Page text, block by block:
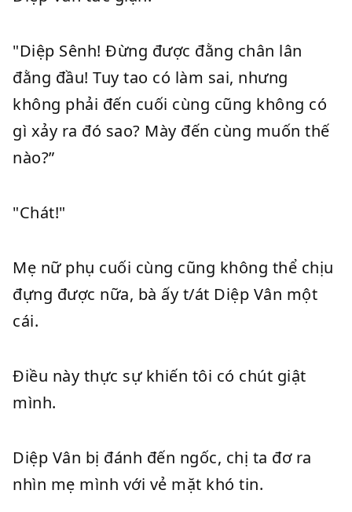
"Diệp Sênh! Đừng được đằng chân lân
đằng đầu! Tuy tao có làm sai, nhưng
không phải đến cuối cùng cũng không có
gì xảy ra đó sao? Mày đến cùng muốn thế
nào?”
"Chát!"
Mẹ nữ phụ cuối cùng cũng không thể chịu
đựng được nữa, bà ấy t/át Diệp Vân một
cái.
Điều này thực sự khiến tôi có chút giật
mình.
Diệp Vân bị đánh đến ngốc, chị ta đơ ra
nhìn mẹ mình với vẻ mặt khó tin.